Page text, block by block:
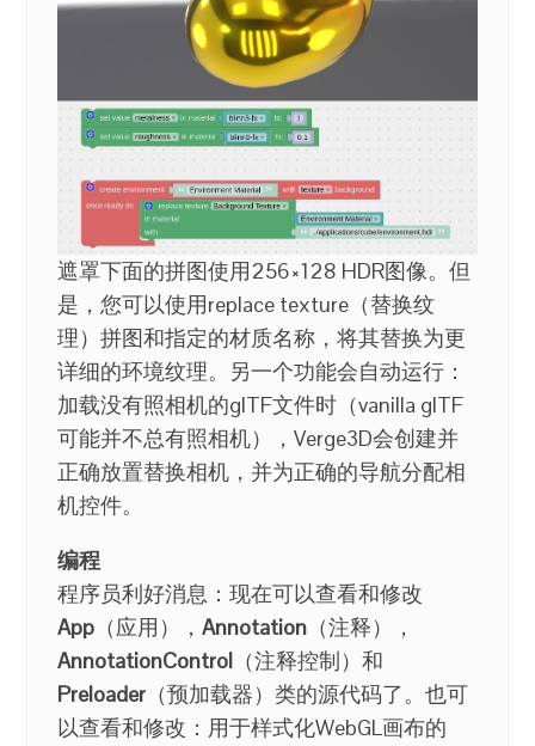
遮罩下面的拼图使用256×128 HDR图像。但
是，您可以使用replace texture（替换纹
理）拼图和指定的材质名称，将其替换为更
详细的环境纹理。另一个功能会自动运行：
加载没有照相机的glTF文件时（vanilla glTF
可能并不总有照相机），Verge3D会创建并
正确放置替换相机，并为正确的导航分配相
机控件。
编程
程序员利好消息：现在可以查看和修改
App （应用），Annotation （注释），
AnnotationControl （注释控制）和
Preloader （预加载器）类的源代码了。也可
以查看和修改：用于样式化WebGL画布的